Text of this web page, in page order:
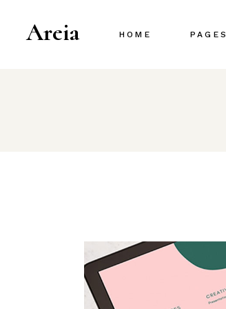
Areia HOME
Portfolio Centered
Portfolio Minimal
PAGES